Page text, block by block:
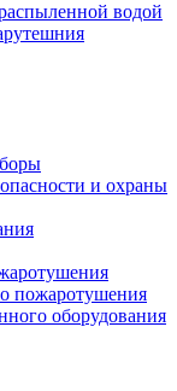
водой
и охраны
пожаротушения
оборудования